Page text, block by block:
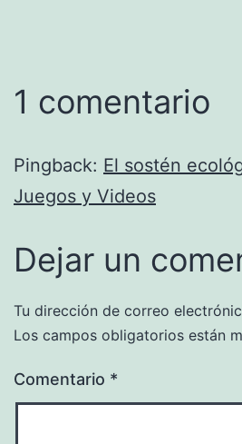
1 comentario
Pingback: El sostén
Juegos y Videos
Dejar un
Tu dirección de correo
Los campos obligatorios están
Comentario *